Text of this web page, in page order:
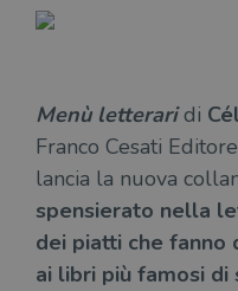
Menù letteraridi
Franco Cesati
lancia la nuova
spensierato nella
dei piatti che fanno
ai libri più famosi di